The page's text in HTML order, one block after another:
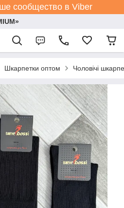
сообщество в Viber
Шкарпетки оптом Чоловічі